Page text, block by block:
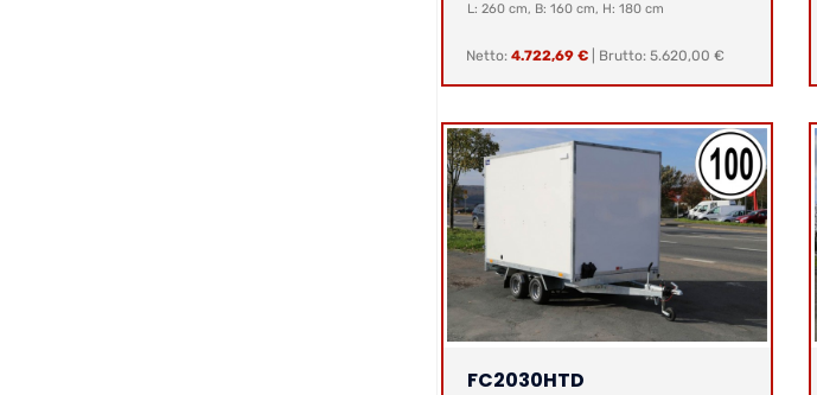
L: 260 cm, B: 160 cm, H: 180 cm
Netto: 4.722,69 € Brutto: 5.620,00 €
FC2030HTD